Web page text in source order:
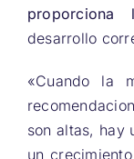
proporciona
desarrollo
«Cuando la
son altas, hay
un